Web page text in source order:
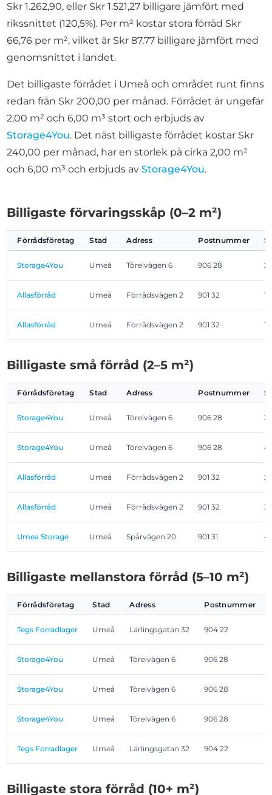
Skr 1.262,90, eller Skr 1.521,27 billigare jämfört med
rikssnittet (120,5%). Per m² kostar stora förråd Skr
66,76 per m², vilket är Skr 87,77 billigare jämfört med
genomsnittet i landet.
Det billigaste förrådet i Umeå och området runt finns
redan från Skr 200,00 per månad. Förrådet är ungefär
2,00 m² och 6,00 m³ stort och erbjuds av
Storage4You. Det näst billigaste förrådet kostar Skr
240,00 per månad, har en storlek på cirka 2,00 m²
och 6,00 m³ och erbjuds avStorage4You.
Billigaste förvaringsskåp (0–2 m²)
Förrådsföretag Stad Adress Postnummer
Storage4You Umeå Törelvägen 6 906 28
Allasförråd Umeå Förrådsvägen 2 901 32
Allasförråd Umeå Förrådsvägen 2 901 32
Billigaste små förråd (2–5 m²)
Förrådsföretag Stad Adress Postnummer
Storage4You Umeå Törelvägen 6 906 28
Storage4You Umeå Törelvägen 6 906 28
Allasförråd Umeå Förrådsvägen 2 901 32
Allasförråd Umeå Förrådsvägen 2 901 32
Umea Storage Umeå Spårvägen 20 901 31
Billigaste mellanstora förråd (5–10 m²)
Förrådsföretag Stad Adress Postnummer
Tegs Forradlager Umeå Lärlingsgatan 32 904 22
Storage4You Umeå Törelvägen 6 906 28
Storage4You Umeå Törelvägen 6 906 28
Storage4You Umeå Törelvägen 6 906 28
Tegs Forradlager Umeå Lärlingsgatan 32 904 22
Billigaste stora förråd (10+ m²)